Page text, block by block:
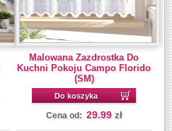
Malowana Zazdrostka Do
Kuchni Pokoju Campo Florido
(SM)
Do koszyka
Cena od: 29.99 zł